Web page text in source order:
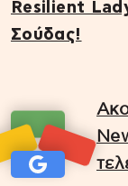
Resilient
Σούδας!